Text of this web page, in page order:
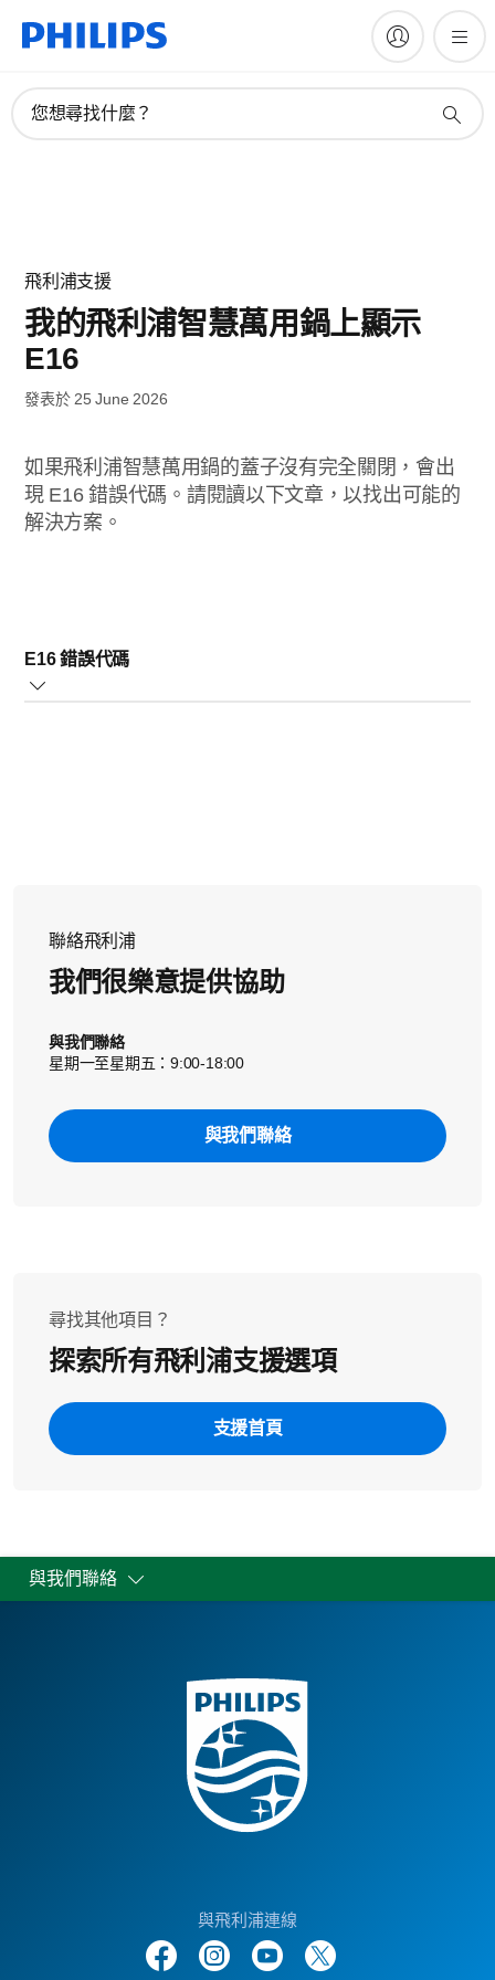
您想尋找什麼？
飛利浦支援
我的飛利浦智慧萬用鍋上顯示
E16
發表於 25 June 2026
如果飛利浦智慧萬用鍋的蓋子沒有完全關閉，會出
現 E16 錯誤代碼。請閱讀以下文章，以找出可能的
解決方案。
E16 錯誤代碼
聯絡飛利浦
我們很樂意提供協助
與我們聯絡
星期一至星期五：9:00-18:00
與我們聯絡
尋找其他項目？
探索所有飛利浦支援選項
支援首頁
與我們聯絡
與飛利浦連線